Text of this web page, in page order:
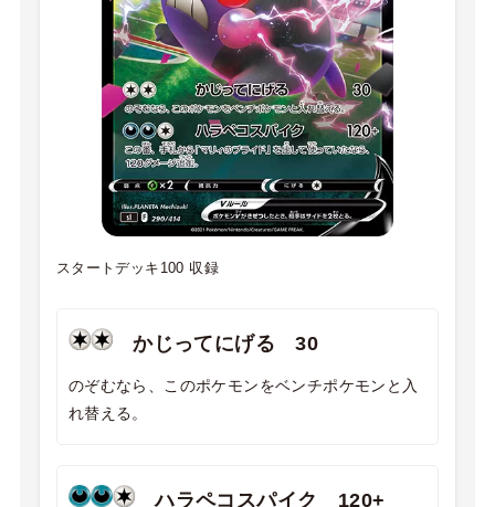
スタートデッキ100 収録
かじってにげる 30
のぞむなら、このポケモンをベンチポケモンと入
れ替える。
ハラペコスパイク 120+